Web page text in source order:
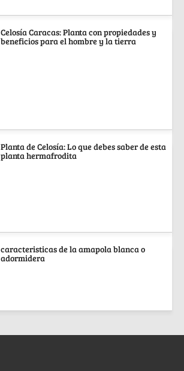
Celosía Caracas: Planta con propiedades y
beneficios para el hombre y la tierra
Planta de Celosía: Lo que debes saber de esta
planta hermafrodita
caracteristicas de la amapola blanca o
adormidera